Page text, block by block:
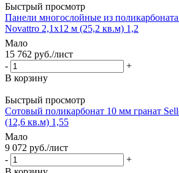
Быстрый просмотр
Панели многослойные из
Novattro 2,1х12 м (25,2 кв.м) 1,2
Мало
15 762 руб./лист
-
+
В корзину
Быстрый просмотр
Сотовый поликарбонат 10 мм гранат
(12,6 кв.м) 1,55
Мало
9 072 руб./лист
-
+